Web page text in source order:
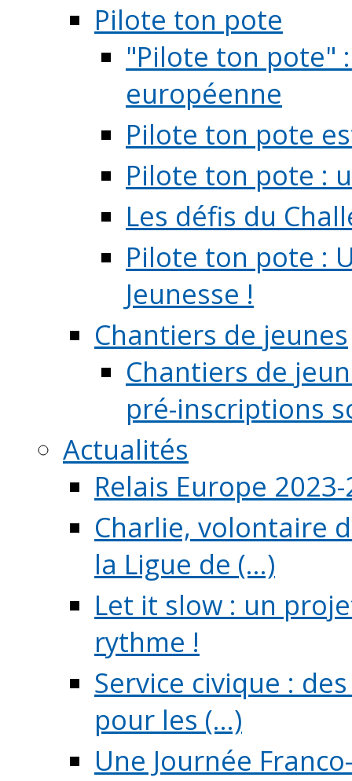
Pilote ton pote
"Pilote ton pote"
européenne
Pilote ton pote
Pilote ton pote :
Les défis du
Pilote ton pote :
Jeunesse !
Chantiers de jeunes
Chantiers de
pré-inscriptions
Actualités
Relais Europe
Charlie, volontaire
la Ligue de (...)
Let it slow : un
rythme !
Service civique :
pour les (...)
Une Journée